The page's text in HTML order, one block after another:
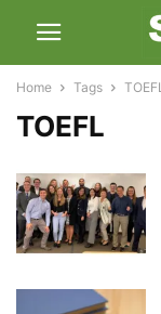
Home Tags
TOEFL